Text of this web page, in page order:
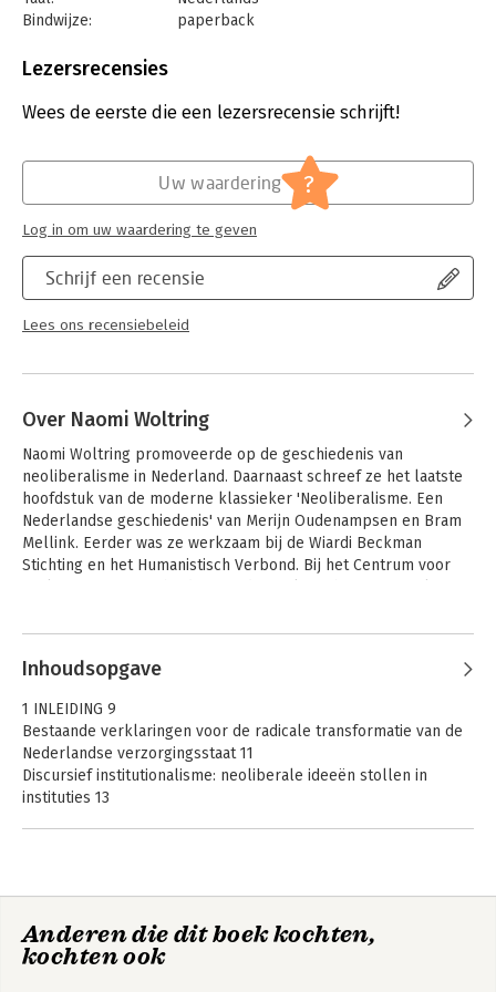
Bindwijze:
paperback
Uitgever:
Verschijningsdatum:
27-9-2024
Lezersrecensies
Wees de eerste die een lezersrecensie schrijft!
Schrijf een recensie
Lees ons recensiebeleid
Uw waardering ?
Log in om uw waardering te geven
Over Naomi Woltring
Naomi Woltring promoveerde op de geschiedenis van
neoliberalisme in Nederland. Daarnaast schreef ze het laatste
hoofdstuk van de moderne klassieker 'Neoliberalisme. Een
Nederlandse geschiedenis' van Merijn Oudenampsen en Bram
Mellink. Eerder was ze werkzaam bij de Wiardi Beckman
Stichting en het Humanistisch Verbond. Bij het Centrum voor
Andere boeken door Naomi
Woltring
De marktconforme
verzorgingsstaat
Inhoudsopgave
1 INLEIDING 9
Bestaande verklaringen voor de radicale transformatie van de
Nederlandse verzorgingsstaat 11
Discursief institutionalisme: neoliberale ideeën stollen in
instituties 13
Verklaringen voor de invloed van marktwerkingsbeleid 35
De ideologische context van het marktwerkingsbeleid: de
Anderen die dit boek kochten,
kochten ook